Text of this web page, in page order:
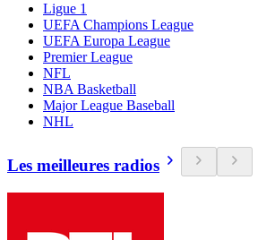
Ligue 1
UEFA Champions League
UEFA Europa League
Premier League
NFL
NBA Basketball
Major League Baseball
NHL
Les meilleures radios